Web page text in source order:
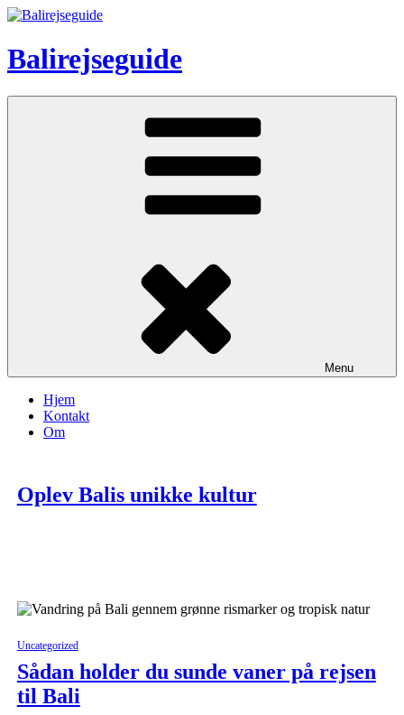
Skip
content
Balirejseguide
Menu
Hjem
Kontakt
Om
Oplev Balis unikke kultur
Uncategorized
Sådan holder du sunde vaner på rejsen
til Bali